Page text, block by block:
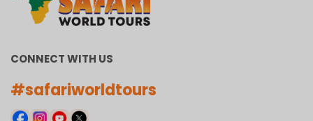
CONNECT WITH US
#safariworldtours